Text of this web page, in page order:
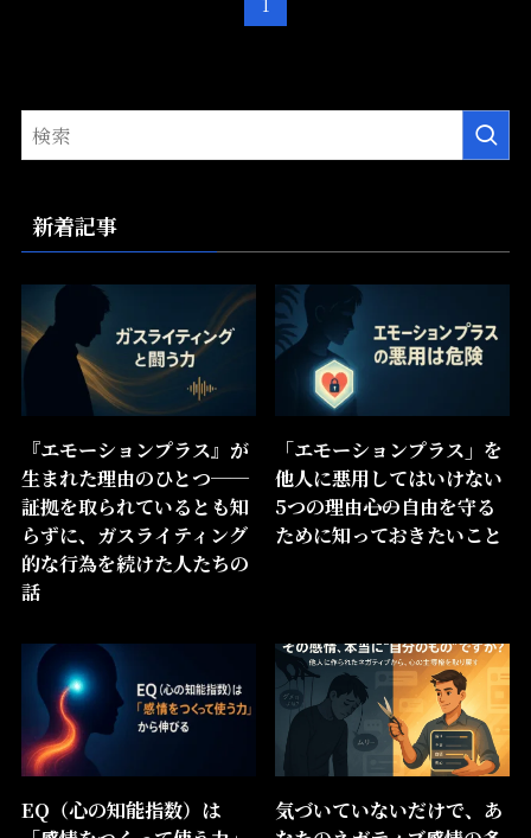
1
新着記事
『エモーションプラス』が
生まれた理由のひとつ──
証拠を取られているとも知
らずに、ガスライティング
的な行為を続けた人たちの
話
「エモーションプラス」を
他人に悪用してはいけない
5つの理由――心の自由を守る
ために知っておきたいこと
EQ（心の知能指数）は
気づいていないだけで、あ